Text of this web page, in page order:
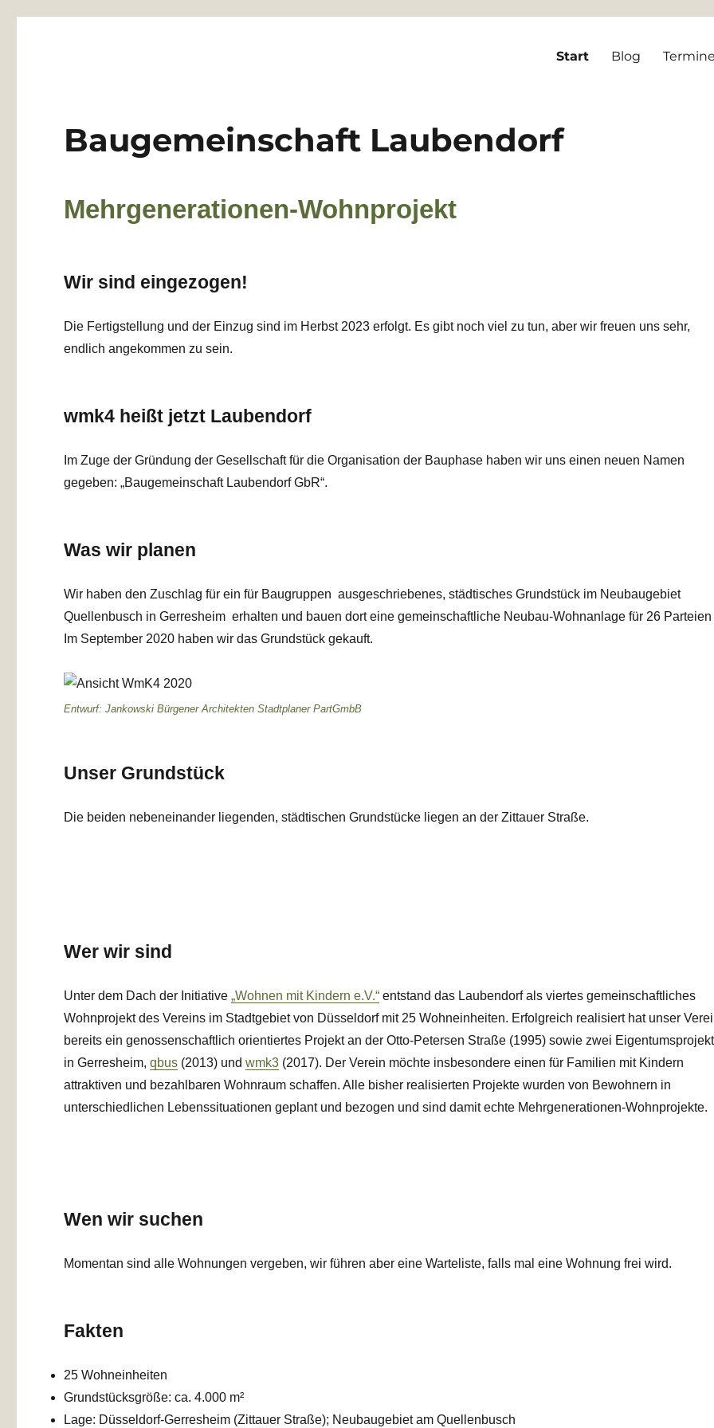
Start Blog
Baugemeinschaft Laubendorf
Mehrgenerationen-Wohnprojekt
Wir sind eingezogen!
Die Fertigstellung und der Einzug sind im Herbst 2023 erfolgt. Es gibt noch viel zu tun, aber wir freuen uns sehr,
endlich angekommen zu sein.
wmk4 heißt jetzt Laubendorf
Im Zuge der Gründung der Gesellschaft für die Organisation der Bauphase haben wir uns einen neuen Namen
gegeben: „Baugemeinschaft Laubendorf GbR“.
Was wir planen
Wir haben den Zuschlag für ein für Baugruppen ausgeschriebenes, städtisches Grundstück im Neubaugebiet
Quellenbusch in Gerresheim erhalten und bauen dort eine gemeinschaftliche Neubau-Wohnanlage für 26 Parteien
Im September 2020 haben wir das Grundstück gekauft.
Entwurf: Jankowski Bürgener Architekten Stadtplaner PartGmbB
Unser Grundstück
Die beiden nebeneinander liegenden, städtischen Grundstücke liegen an der Zittauer Straße.
Wer wir sind
Unter dem Dach der Initiative„Wohnen mit Kindern e.V.“ entstand das Laubendorf als viertes gemeinschaftliches
Wohnprojekt des Vereins im Stadtgebiet von Düsseldorf mit 25 Wohneinheiten. Erfolgreich realisiert hat unser
bereits ein genossenschaftlich orientiertes Projekt an der Otto-Petersen Straße (1995) sowie zwei
in Gerresheim,qbus (2013) undwmk3 (2017). Der Verein möchte insbesondere einen für Familien mit Kindern
attraktiven und bezahlbaren Wohnraum schaffen. Alle bisher realisierten Projekte wurden von Bewohnern in
unterschiedlichen Lebenssituationen geplant und bezogen und sind damit echte Mehrgenerationen-Wohnprojekte.
Wen wir suchen
Momentan sind alle Wohnungen vergeben, wir führen aber eine Warteliste, falls mal eine Wohnung frei wird.
Fakten
25 Wohneinheiten
Grundstücksgröße: ca. 4.000 m²
Lage: Düsseldorf-Gerresheim (Zittauer Straße); Neubaugebiet am Quellenbusch